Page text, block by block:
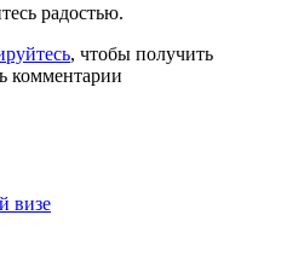
радостью.
, чтобы получить
комментарии
визе